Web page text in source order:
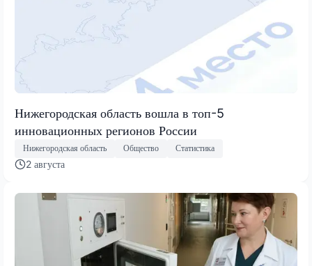
Нижегородская область вошла в топ-5
инновационных регионов России
Нижегородская область Общество Статистика
2 августа